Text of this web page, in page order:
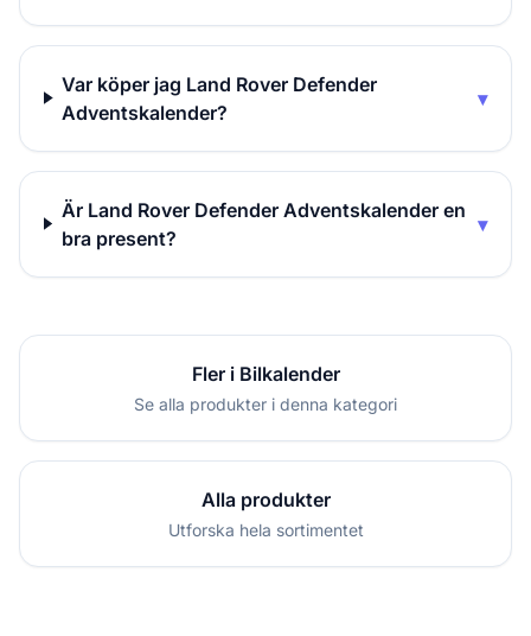
Var köper jag Land Rover Defender
Adventskalender?
▾
Är Land Rover Defender Adventskalender en
bra present?
▾
Fler i Bilkalender
Se alla produkter i denna kategori
Alla produkter
Utforska hela sortimentet